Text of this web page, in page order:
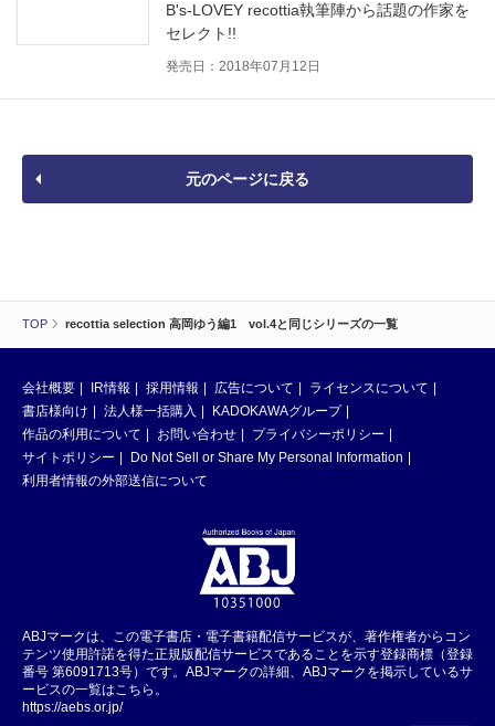
TOP recottia selection 高岡ゆう編1 vol.4と同じシリーズの一覧
B's-LOVEY recottia執筆陣から話題の作家を
セレクト!!
発売日：2018年07月12日
元のページに戻る
会社概要 IR情報 採用情報 広告について
ライセンスについて
書店様向け
法人様一括購入
KADOKAWAグループ
作品の利用について
お問い合わせ
プライバシーポリシー
サイトポリシー
Do Not Sell or Share My Personal Information
利用者情報の外部送信について
ABJマークは、この電子書店・電子書籍配信サービスが、著作権者からコン
テンツ使用許諾を得た正規版配信サービスであることを示す登録商標（登録
番号 第6091713号）です。ABJマークの詳細、ABJマークを掲示しているサ
ービスの一覧はこちら。
https://aebs.or.jp/